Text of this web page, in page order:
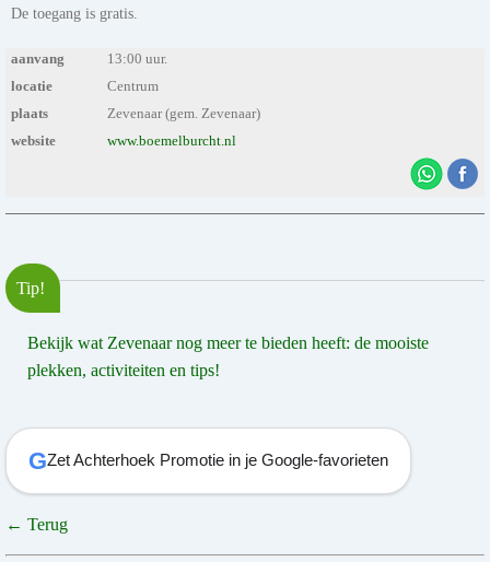
De toegang is gratis.
aanvang
13:00 uur.
locatie
Centrum
plaats
Zevenaar (gem. Zevenaar)
website
www.boemelburcht.nl
Tip!
Bekijk wat Zevenaar nog meer te bieden heeft: de mooiste
plekken, activiteiten en tips!
GZet Achterhoek Promotie in je Google-favorieten
← Terug